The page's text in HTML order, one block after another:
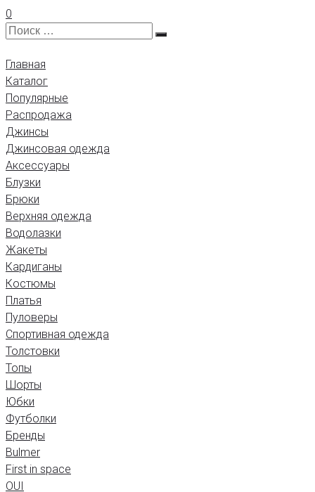
0
Главная
Каталог
Популярные
Распродажа
Джинсы
Джинсовая одежда
Аксессуары
Блузки
Брюки
Верхняя одежда
Водолазки
Жакеты
Кардиганы
Костюмы
Платья
Пуловеры
Спортивная одежда
Толстовки
Топы
Шорты
Юбки
Футболки
Бренды
Bulmer
First in space
OUI